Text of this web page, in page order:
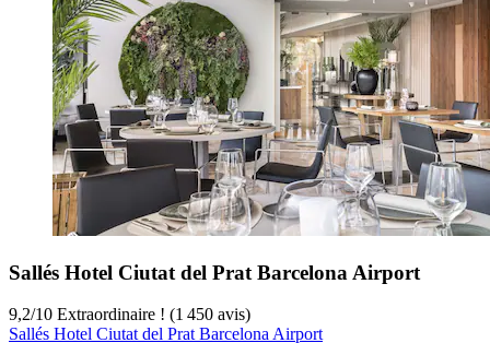
Sallés Hotel Ciutat del Prat Barcelona Airport
9,2/10 Extraordinaire ! (1 450 avis)
Sallés Hotel Ciutat del Prat Barcelona Airport